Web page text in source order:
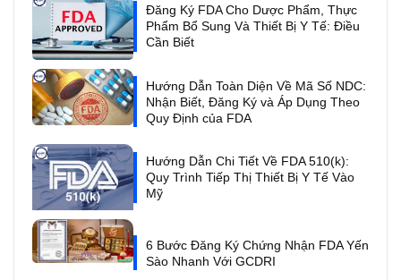
Đăng Ký FDA Cho Dược Phẩm, Thực
Phẩm Bổ Sung Và Thiết Bị Y Tế: Điều
Cần Biết
Hướng Dẫn Toàn Diện Về Mã Số NDC:
Nhận Biết, Đăng Ký và Áp Dụng Theo
Quy Định của FDA
Hướng Dẫn Chi Tiết Về FDA 510(k):
Quy Trình Tiếp Thị Thiết Bị Y Tế Vào
Mỹ
6 Bước Đăng Ký Chứng Nhận FDA Yến
Sào Nhanh Với GCDRI